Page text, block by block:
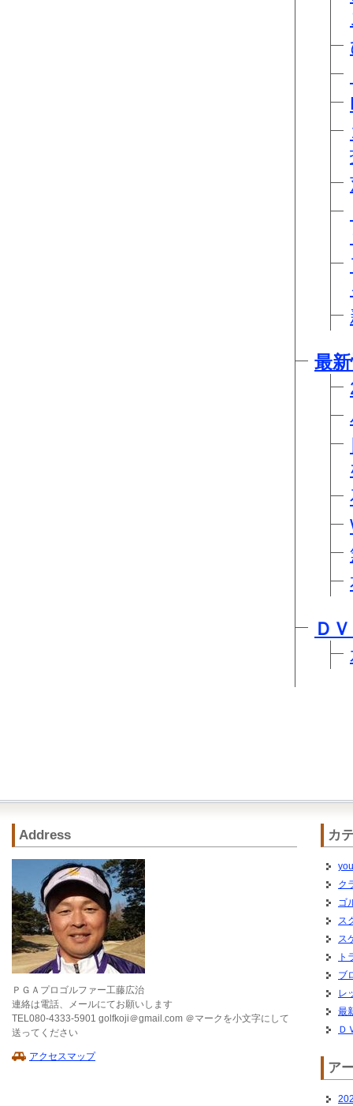
最
Ｄ
Address
ＰＧＡプロゴルファー工藤広治
連絡は電話、メールにてお願いします
TEL080-4333-5901 golfkoji＠gmail.com ＠マークを小文字にして
送ってください
アクセスマップ
カ
ク
ゴ
ス
ス
ト
ブ
レ
最
Ｄ
ア